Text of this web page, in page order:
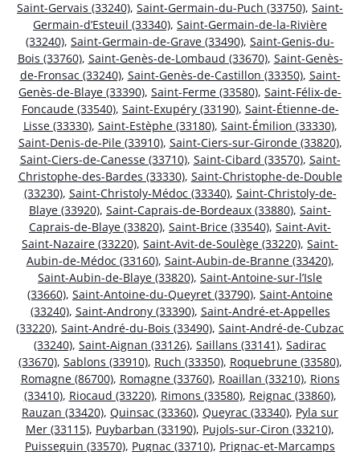
Saint-Gervais (33240), Saint-Germain-du-Puch (33750), Saint-
Germain-d’Esteuil (33340), Saint-Germain-de-la-Rivière
(33240), Saint-Germain-de-Grave (33490), Saint-Genis-du-
Bois (33760), Saint-Genès-de-Lombaud (33670), Saint-Genès-
de-Fronsac (33240), Saint-Genès-de-Castillon (33350), Saint-
Genès-de-Blaye (33390), Saint-Ferme (33580), Saint-Félix-de-
Foncaude (33540), Saint-Exupéry (33190), Saint-Étienne-de-
Lisse (33330), Saint-Estèphe (33180), Saint-Émilion (33330),
Saint-Denis-de-Pile (33910), Saint-Ciers-sur-Gironde (33820),
Saint-Ciers-de-Canesse (33710), Saint-Cibard (33570), Saint-
Christophe-des-Bardes (33330), Saint-Christophe-de-Double
(33230), Saint-Christoly-Médoc (33340), Saint-Christoly-de-
Blaye (33920), Saint-Caprais-de-Bordeaux (33880), Saint-
Caprais-de-Blaye (33820), Saint-Brice (33540), Saint-Avit-
Saint-Nazaire (33220), Saint-Avit-de-Soulège (33220), Saint-
Aubin-de-Médoc (33160), Saint-Aubin-de-Branne (33420),
Saint-Aubin-de-Blaye (33820), Saint-Antoine-sur-l’Isle
(33660), Saint-Antoine-du-Queyret (33790), Saint-Antoine
(33240), Saint-Androny (33390), Saint-André-et-Appelles
(33220), Saint-André-du-Bois (33490), Saint-André-de-Cubzac
(33240), Saint-Aignan (33126), Saillans (33141), Sadirac
(33670), Sablons (33910), Ruch (33350), Roquebrune (33580),
Romagne (86700), Romagne (33760), Roaillan (33210), Rions
(33410), Riocaud (33220), Rimons (33580), Reignac (33860),
Rauzan (33420), Quinsac (33360), Queyrac (33340), Pyla sur
Mer (33115), Puybarban (33190), Pujols-sur-Ciron (33210),
Puisseguin (33570), Pugnac (33710), Prignac-et-Marcamps